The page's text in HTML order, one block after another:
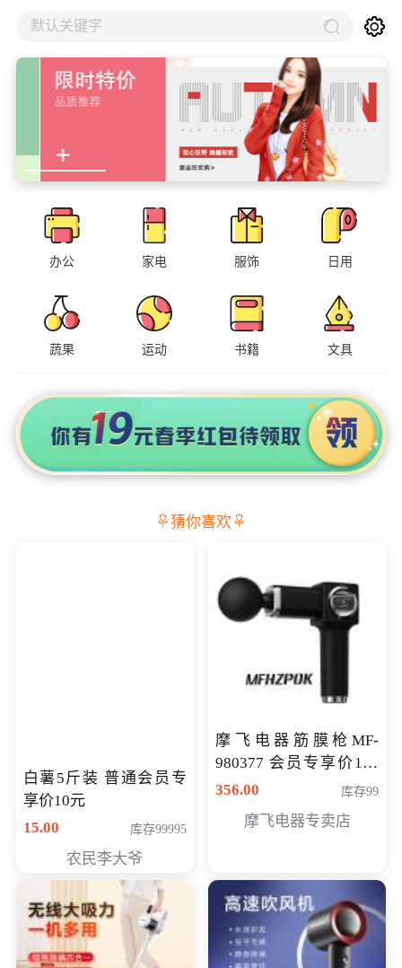
默认关键字
办公 家电 服饰 日用
蔬果 运动 书籍 文具
猜你喜欢
白薯5斤装 普通会员专
享价10元
15.00
库存99995
农民李大爷
摩飞电器筋膜枪MF-
980377 会员专享价199
元
356.00 库存99
摩飞电器专卖店